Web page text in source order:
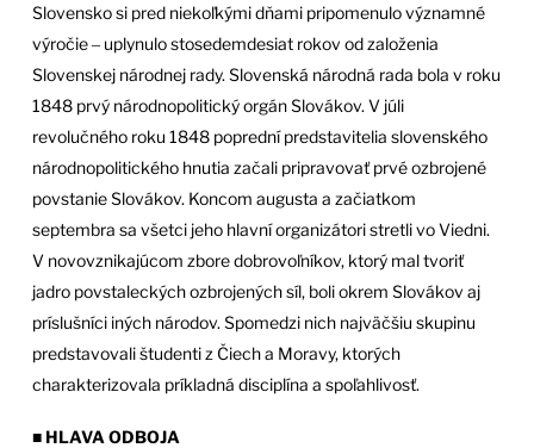
Slovensko si pred niekoľkými dňami pripomenulo významné
výročie ‒ uplynulo stosedemdesiat rokov od založenia
Slovenskej národnej rady. Slovenská národná rada bola v roku
1848 prvý národnopolitický orgán Slovákov. V júli
revolučného roku 1848 poprední predstavitelia slovenského
národnopolitického hnutia začali pripravovať prvé ozbrojené
povstanie Slovákov. Koncom augusta a začiatkom
septembra sa všetci jeho hlavní organizátori stretli vo Viedni.
V novovznikajúcom zbore dobrovoľníkov, ktorý mal tvoriť
jadro povstaleckých ozbrojených síl, boli okrem Slovákov aj
príslušníci iných národov. Spomedzi nich najväčšiu skupinu
predstavovali študenti z Čiech a Moravy, ktorých
charakterizovala príkladná disciplína a spoľahlivosť.
■ HLAVA ODBOJA